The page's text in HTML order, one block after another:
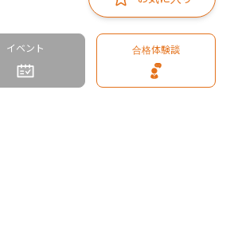
イベント 合格体験談